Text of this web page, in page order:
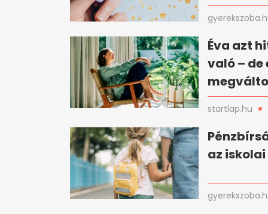
Éva azt
való –
startlap.hu
az